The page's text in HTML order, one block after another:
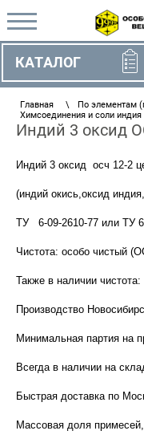
КАТАЛОГ
Главная \ По элементам
Химсоединения и соли индия
Индий 3 оксид
Индий 3 оксид осч 12-2
(индий окись,оксид
ТУ 6-09-2610-77 или ТУ
Чистота: особо чистый
Также в наличии
Производство
Минимальная партия на
Всегда в наличии на
Быстрая доставка по
Массовая доля